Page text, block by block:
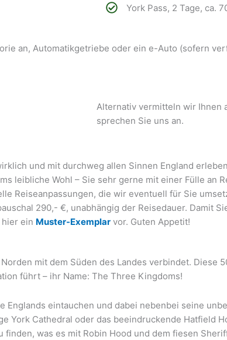
York Pass, 2 Tage, ca.
an, Automatikgetriebe oder ein e-Auto (sofern
Alternativ vermitteln wir Ihnen
sprechen Sie uns an.
und mit durchweg allen Sinnen England
leibliche Wohl – Sie sehr gerne mit einer Fülle an
Reiseanpassungen, die wir eventuell für Sie
290,- €, unabhängig der Reisedauer. Damit
ein Muster-Exemplarvor. Guten Appetit!
mit dem Süden des Landes verbindet. Diese
führt – ihr Name: The Three Kingdoms!
eintauchen und dabei nebenbei seine
York Cathedral oder das beeindruckende Hatfield
was es mit Robin Hood und dem fiesen